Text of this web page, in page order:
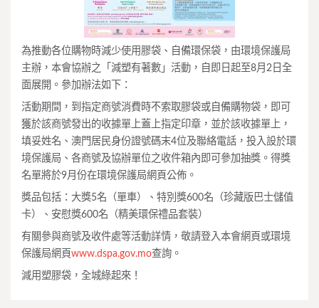
為推動各位購物時減少使用膠袋、自備環保袋，由環境保護局
主辦，本會協辦之「減塑有著數」活動，自即日起至8月2日全
面展開。參加辦法如下：
活動期間，到指定商號消費時不索取膠袋或自備購物袋，即可
獲於該商號發出的收據單上蓋上指定印章，並於該收據單上，
填妥姓名、澳門居民身份證號碼末4位及聯絡電話，投入設於環
境保護局、各商號及協辦單位之收件箱內即可參加抽獎。得獎
名單將於9月份在環境保護局網頁公佈。
獎品包括：大獎5名（單車）、特別獎600名（珍藏版巴士儲值
卡）、安慰獎600名（精美環保禮品套裝）
有關參與商號及收件處等活動詳情，敬請登入本會網頁或環境
保護局網頁www.dspa.gov.mo查詢。
減用塑膠袋，全城綠起來！